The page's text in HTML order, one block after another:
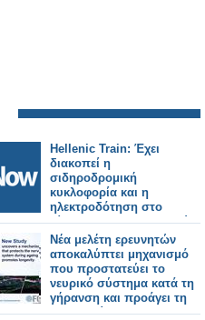
Hellenic Train: Έχει
διακοπεί η
σιδηροδρομική
κυκλοφορία και η
ηλεκτροδότηση στο
δίκτυο του Προαστιακού
Σιδηροδρόμου Αθηνών.
Νέα μελέτη ερευνητών
αποκαλύπτει μηχανισμό
που προστατεύει το
νευρικό σύστημα κατά τη
γήρανση και προάγει τη
μακροζωία